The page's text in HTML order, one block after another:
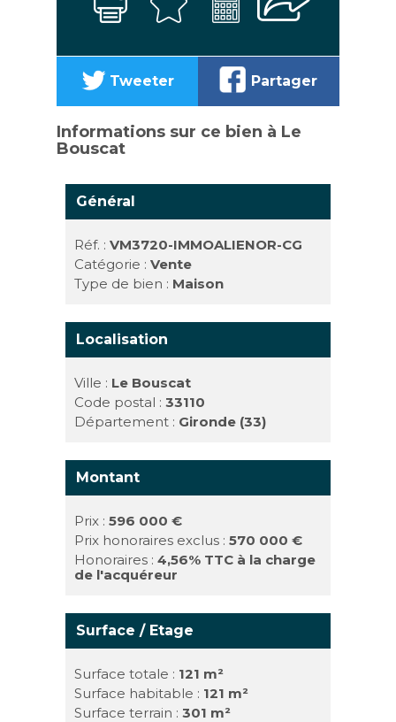
Tweeter Partager
Informations sur ce bien à Le
Bouscat
Général
Réf. :VM3720-IMMOALIENOR-CG
Catégorie :Vente
Type de bien : Maison
Localisation
Ville : Le Bouscat
Code postal :33110
Département : Gironde (33)
Montant
Prix :596 000 €
Prix honoraires exclus :570 000 €
Honoraires :4,56% TTC à la charge
de l'acquéreur
Surface / Etage
Surface totale : 121 m²
Surface habitable : 121 m²
Surface terrain :301 m²